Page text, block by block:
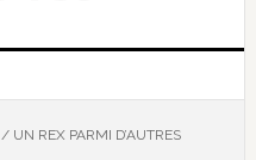
/UN REX PARMI D’AUTRES